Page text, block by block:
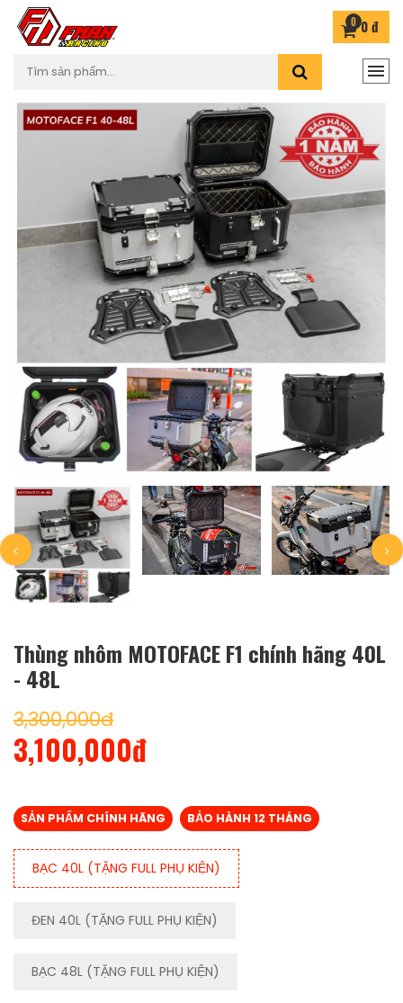
0 0 đ
Thùng nhôm MOTOFACE F1 chính hãng 40L
- 48L
3,300,000đ
3,100,000đ
SẢN PHẨM CHÍNH HÃNG BẢO HÀNH 12 THÁNG
BẠC 40L (TẶNG FULL PHỤ KIỆN)
ĐEN 40L (TẶNG FULL PHỤ KIỆN)
BẠC 48L (TẶNG FULL PHỤ KIỆN)